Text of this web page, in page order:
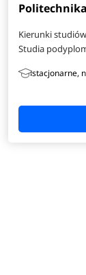
Kierunki
Studia
stacjonarne,